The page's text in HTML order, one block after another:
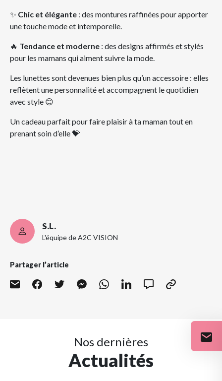
✨ Chic et élégante : des montures raffinées pour apporter
une touche mode et intemporelle.
🔥 Tendance et moderne : des designs affirmés et stylés
pour les mamans qui aiment suivre la mode.
Les lunettes sont devenues bien plus qu’un accessoire : elles
reflètent une personnalité et accompagnent le quotidien
avec style 😊
Un cadeau parfait pour faire plaisir à ta maman tout en
prenant soin d’elle 💝
S.L.
L'équipe de A2C VISION
Partager l’article
Nos dernières
Actualités